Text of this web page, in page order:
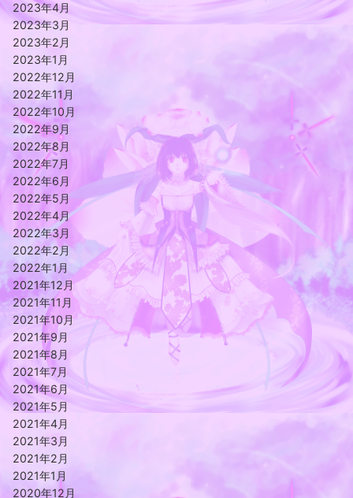
2023年4月
2023年3月
2023年2月
2023年1月
2022年12月
2022年11月
2022年10月
2022年9月
2022年8月
2022年7月
2022年6月
2022年5月
2022年4月
2022年3月
2022年2月
2022年1月
2021年12月
2021年11月
2021年10月
2021年9月
2021年8月
2021年7月
2021年6月
2021年5月
2021年4月
2021年3月
2021年2月
2021年1月
2020年12月